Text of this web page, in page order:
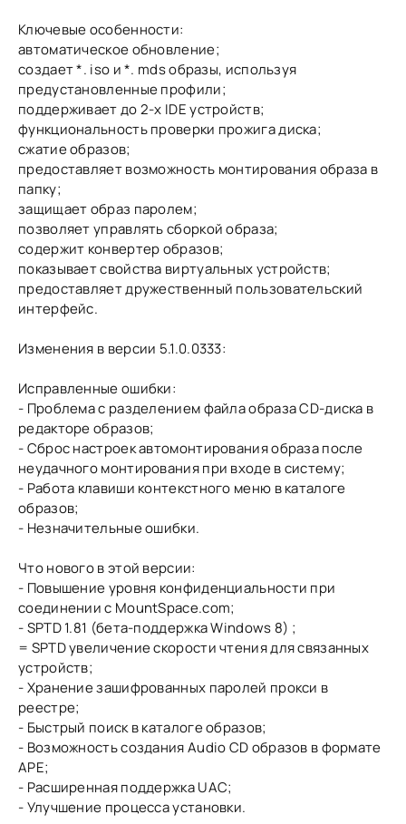
Ключевые особенности:
автоматическое обновление;
создает *. iso и *. mds образы, используя
предустановленные профили;
поддерживает до 2-х IDE устройств;
функциональность проверки прожига диска;
сжатие образов;
предоставляет возможность монтирования образа в
папку;
защищает образ паролем;
позволяет управлять сборкой образа;
содержит конвертер образов;
показывает свойства виртуальных устройств;
предоставляет дружественный пользовательский
интерфейс.
Изменения в версии 5.1.0.0333:
Исправленные ошибки:
- Проблема с разделением файла образа CD-диска в
редакторе образов;
- Сброс настроек автомонтирования образа после
неудачного монтирования при входе в систему;
- Работа клавиши контекстного меню в каталоге
образов;
- Незначительные ошибки.
Что нового в этой версии:
- Повышение уровня конфиденциальности при
соединении с MountSpace.com;
- SPTD 1.81 (бета-поддержка Windows 8) ;
= SPTD увеличение скорости чтения для связанных
устройств;
- Хранение зашифрованных паролей прокси в
реестре;
- Быстрый поиск в каталоге образов;
- Возможность создания Audio CD образов в формате
APE;
- Расширенная поддержка UAC;
- Улучшение процесса установки.